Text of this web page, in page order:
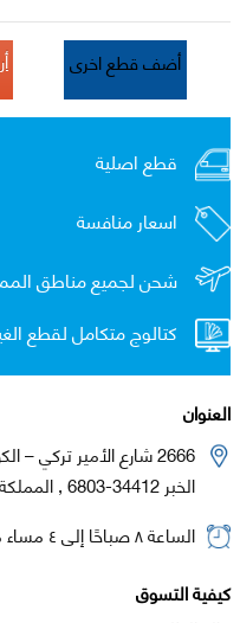
أضف قطع اخرى
قطع اصلية
اسعار منافسة
شحن لجميع مناطق
كتالوج متكامل لقطع
العنوان
2666 شارع الأمير تركي – الكورنيش , وحدة رقم 102
الخبر 34412-6803 , المملكة العربية السعودية
الساعة ٨ صباحًا إلى ٤ مساء من الأحد إلى الخميس
كيفية التسوق